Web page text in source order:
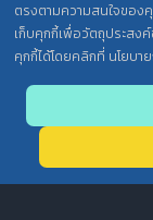
ตรงตามความสนใจของ
เก็บคุกกี้เพื่อวัตถุประสง
คุกกี้ได้โดยคลิกที่ นโยบา
นโย
ประกาศความเป็นส่